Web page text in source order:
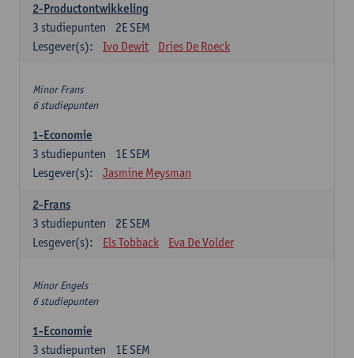
2-Productontwikkeling
2E SEM
3 studiepunten
Lesgever(s):
Ivo Dewit Dries De Roeck
Minor Frans
6 studiepunten
1-Economie
1E SEM
3 studiepunten
Lesgever(s):
Jasmine Meysman
2-Frans
2E SEM
3 studiepunten
Lesgever(s):
Els Tobback Eva De Volder
Minor Engels
6 studiepunten
1-Economie
1E SEM
3 studiepunten